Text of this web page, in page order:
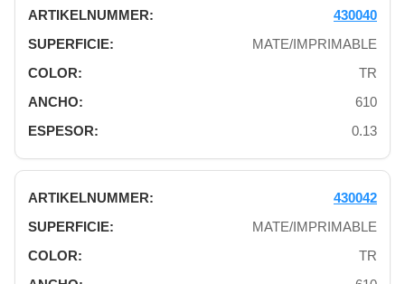
430040
MATE/IMPRIMABLE
TR
610
0.13
430042
MATE/IMPRIMABLE
TR